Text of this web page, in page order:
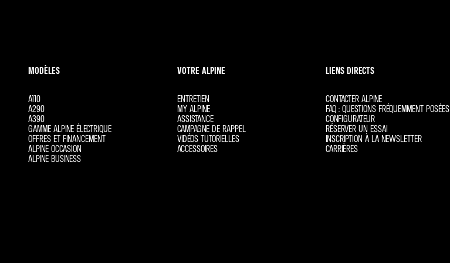
MODÈLES
A110
A290
A390
GAMME ALPINE ÉLECTRIQUE
OFFRES ET FINANCEMENT
ALPINE OCCASION
ALPINE BUSINESS
VOTRE ALPINE
ENTRETIEN
MY ALPINE
ASSISTANCE
CAMPAGNE DE RAPPEL
VIDÉOS TUTORIELLES
ACCESSOIRES
LIENS DIRECTS
CONTACTER ALPINE
FAQ : QUESTIONS FRÉQUEMMENT POSÉES
CONFIGURATEUR
RÉSERVER UN ESSAI
INSCRIPTION À LA NEWSLETTER
CARRIÈRES